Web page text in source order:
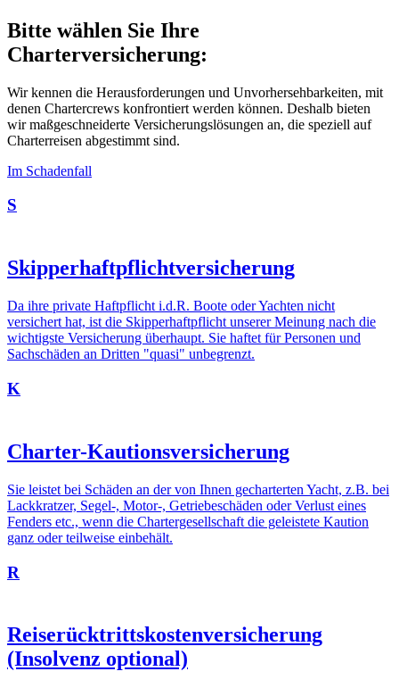
Bitte wählen Sie Ihre
Charterversicherung:
Wir kennen die Herausforderungen und Unvorhersehbarkeiten, mit
denen Chartercrews konfrontiert werden können. Deshalb bieten
wir maßgeschneiderte Versicherungslösungen an, die speziell auf
Charterreisen abgestimmt sind.
Im Schadenfall
S
Skipperhaftpflichtversicherung
Da ihre private Haftpflicht i.d.R. Boote oder Yachten nicht
versichert hat, ist die Skipperhaftpflicht unserer Meinung nach die
wichtigste Versicherung überhaupt. Sie haftet für Personen und
Sachschäden an Dritten "quasi" unbegrenzt.
K
Charter-Kautionsversicherung
Sie leistet bei Schäden an der von Ihnen gecharterten Yacht, z.B. bei
Lackkratzer, Segel-, Motor-, Getriebeschäden oder Verlust eines
Fenders etc., wenn die Chartergesellschaft die geleistete Kaution
ganz oder teilweise einbehält.
R
Reiserücktrittskostenversicherung
(Insolvenz optional)